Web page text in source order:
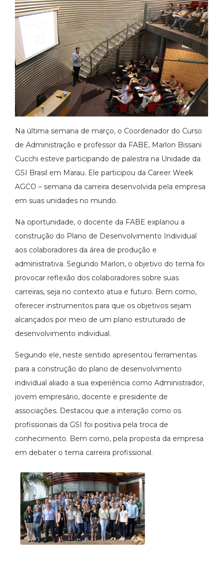
Na última semana de março, o Coordenador do Curso
de Administração e professor da FABE, Marlon Bissani
Cucchi esteve participando de palestra na Unidade da
GSI Brasil em Marau. Ele participou da Career Week
AGCO – semana da carreira desenvolvida pela empresa
em suas unidades no mundo.
Na oportunidade, o docente da FABE explanou a
construção do Plano de Desenvolvimento Individual
aos colaboradores da área de produção e
administrativa. Segundo Marlon, o objetivo do tema foi
provocar reflexão dos colaboradores sobre suas
carreiras, seja no contexto atua e futuro. Bem como,
oferecer instrumentos para que os objetivos sejam
alcançados por meio de um plano estruturado de
desenvolvimento individual.
Segundo ele, neste sentido apresentou ferramentas
para a construção do plano de desenvolvimento
individual aliado a sua experiência como Administrador,
jovem empresário, docente e presidente de
associações. Destacou que a interação como os
profissionais da GSI foi positiva pela troca de
conhecimento. Bem como, pela proposta da empresa
em debater o tema carreira profissional.